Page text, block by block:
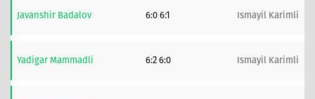
Javanshir Badalov 6:0 6:1 Ismayil Karimli
Yadigar Mammadli 6:2 6:0 Ismayil Karimli